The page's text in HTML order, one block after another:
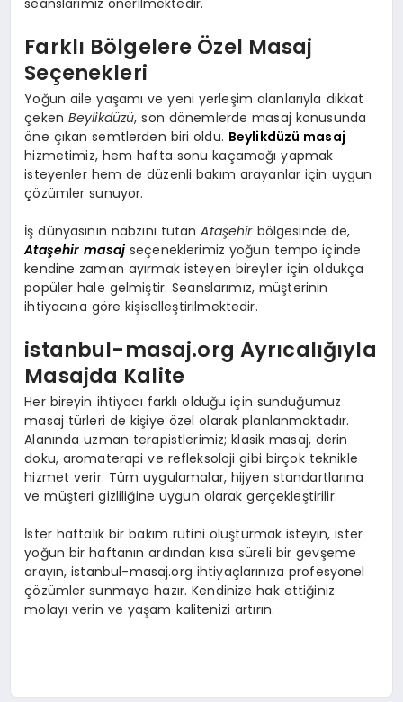
seanslarımız önerilmektedir.
Farklı Bölgelere Özel Masaj
Seçenekleri
Yoğun aile yaşamı ve yeni yerleşim alanlarıyla dikkat
çeken Beylikdüzü, son dönemlerde masaj konusunda
öne çıkan semtlerden biri oldu. Beylikdüzü masaj
hizmetimiz, hem hafta sonu kaçamağı yapmak
isteyenler hem de düzenli bakım arayanlar için uygun
çözümler sunuyor.
İş dünyasının nabzını tutanAtaşehirbölgesinde de,
Ataşehir masajseçeneklerimiz yoğun tempo içinde
kendine zaman ayırmak isteyen bireyler için oldukça
popüler hale gelmiştir. Seanslarımız, müşterinin
ihtiyacına göre kişiselleştirilmektedir.
istanbul-masaj.org Ayrıcalığıyla
Masajda Kalite
Her bireyin ihtiyacı farklı olduğu için sunduğumuz
masaj türleri de kişiye özel olarak planlanmaktadır.
Alanında uzman terapistlerimiz; klasik masaj, derin
doku, aromaterapi ve refleksoloji gibi birçok teknikle
hizmet verir. Tüm uygulamalar, hijyen standartlarına
ve müşteri gizliliğine uygun olarak gerçekleştirilir.
İster haftalık bir bakım rutini oluşturmak isteyin, ister
yoğun bir haftanın ardından kısa süreli bir gevşeme
arayın, istanbul-masaj.org ihtiyaçlarınıza profesyonel
çözümler sunmaya hazır. Kendinize hak ettiğiniz
molayı verin ve yaşam kalitenizi artırın.